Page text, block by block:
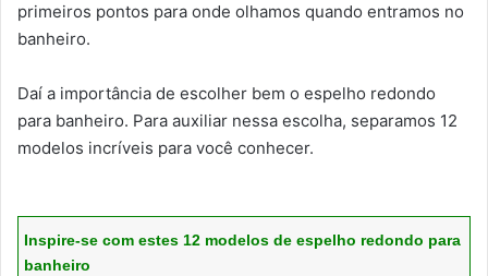
primeiros pontos para onde olhamos quando entramos no
banheiro.
Daí a importância de escolher bem o espelho redondo
para banheiro. Para auxiliar nessa escolha, separamos 12
modelos incríveis para você conhecer.
Inspire-se com estes 12 modelos de espelho redondo para
banheiro